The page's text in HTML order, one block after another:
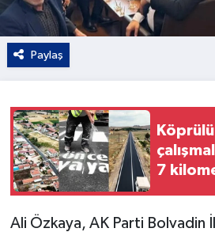
Paylaş
7
Ali Özkaya, AK Parti Bolvadin